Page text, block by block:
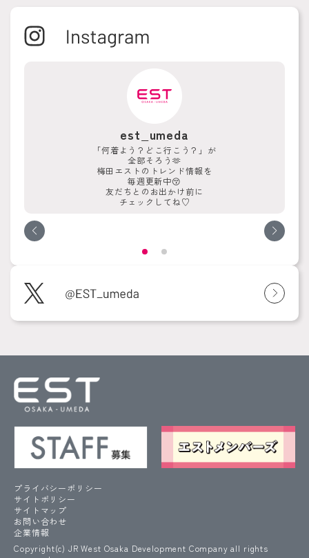
est_umeda
「何着よう？どこ行こう？」が
全部そろう🫶
梅田エストのトレンド情報を
毎週更新中😚
友だちとのお出かけ前に
チェックしてね♡
プライバシーポリシー
サイトポリシー
サイトマップ
お問い合わせ
企業情報
Copyright(c) JR West Osaka Development Company all rights